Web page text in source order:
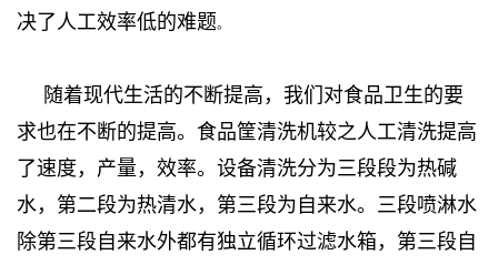
决了人工效率低的难题。
随着现代生活的不断提高，我们对食品卫生的要
求也在不断的提高。食品筐清洗机较之人工清洗提高
了速度，产量，效率。设备清洗分为三段段为热碱
水，第二段为热清水，第三段为自来水。三段喷淋水
除第三段自来水外都有独立循环过滤水箱，第三段自